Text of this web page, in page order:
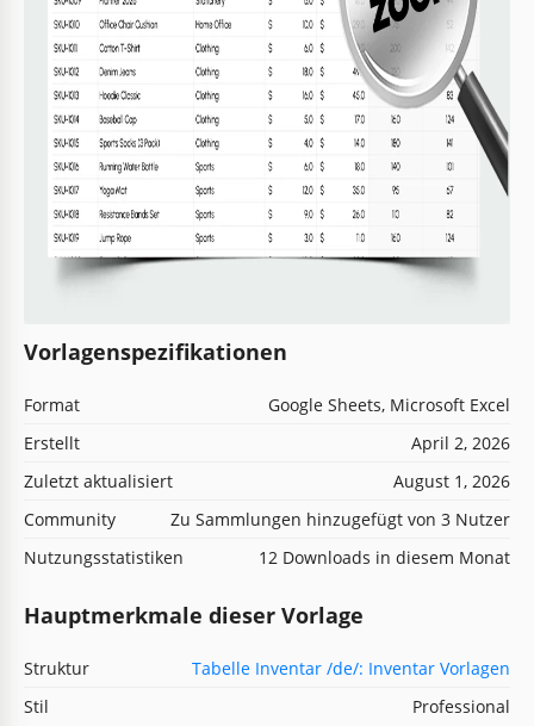
Vorlagenspezifikationen
Format
Google Sheets, Microsoft Excel
Erstellt
April 2, 2026
Zuletzt aktualisiert
August 1, 2026
Community
Zu Sammlungen hinzugefügt von 3 Nutzer
Nutzungsstatistiken
12 Downloads in diesem Monat
Hauptmerkmale dieser Vorlage
Struktur
Tabelle Inventar /de/: Inventar Vorlagen
Stil
Professional